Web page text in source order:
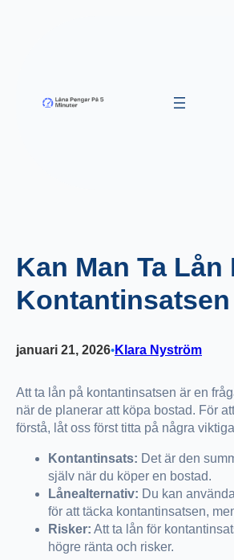
Kan Man Ta Lån
Kontantinsatsen
januari 21, 2026•Klara Nyström
Att ta lån på kontantinsatsen är en
när de planerar att köpa bostad. För
förstå, låt oss först titta på några
Kontantinsats: Det är den
själv när du köper en bostad.
Lånealternativ: Du kan
för att täcka kontantinsatsen,
Risker: Att ta lån för
högre ränta och risker.